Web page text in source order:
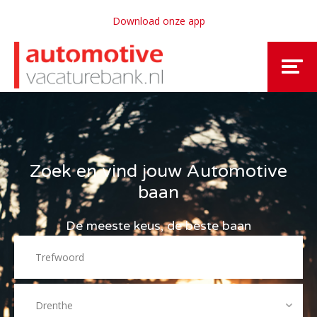
Download onze app
Zoek en vind jouw Automotive
baan
De meeste keus, de beste baan